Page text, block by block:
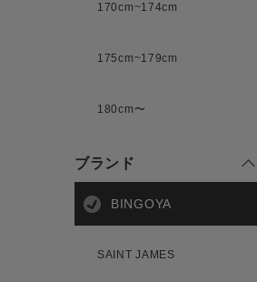
170cm~174cm
175cm~179cm
180cm〜
ブランド
BINGOYA
SAINT JAMES